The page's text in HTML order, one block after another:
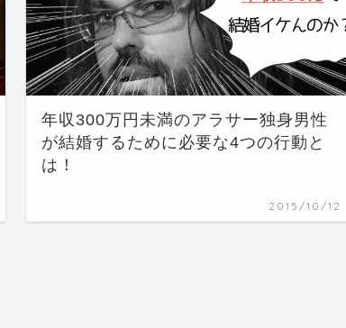
年収300万円未満のアラサー独身男性
が結婚するために必要な4つの行動と
は！
2015/10/12